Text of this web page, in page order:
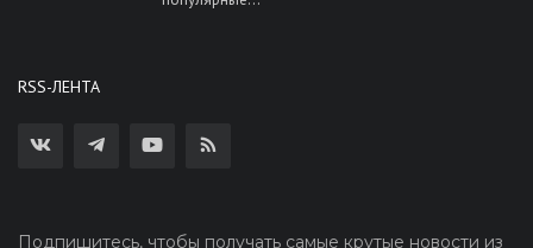
RSS-ЛЕНТА
Подпишитесь, чтобы получать самые крутые новости из